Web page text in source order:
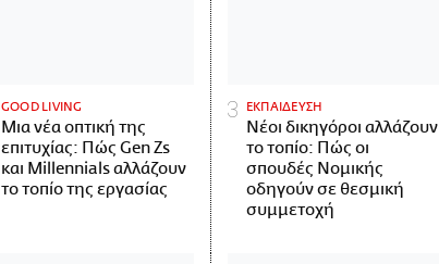
GOOD LIVING
Μια νέα οπτική της
επιτυχίας: Πώς Gen Zs
και Millennials αλλάζουν
το τοπίο της εργασίας
ΕΚΠΑΙΔΕΥΣΗ
Νέοι δικηγόροι αλλάζουν
το τοπίο: Πώς οι
σπουδές Νομικής
οδηγούν σε θεσμική
συμμετοχή